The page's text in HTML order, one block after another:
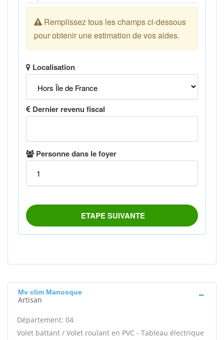
Mv clim Manosque
Artisan
Département: 04
Volet battant / Volet roulant en PVC - Tableau électrique